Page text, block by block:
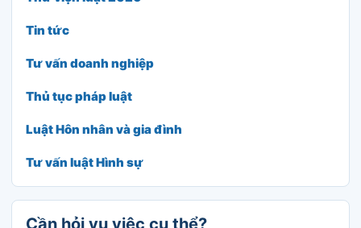
Tin tức
Tư vấn doanh nghiệp
Thủ tục pháp luật
Luật Hôn nhân và gia đình
Tư vấn luật Hình sự